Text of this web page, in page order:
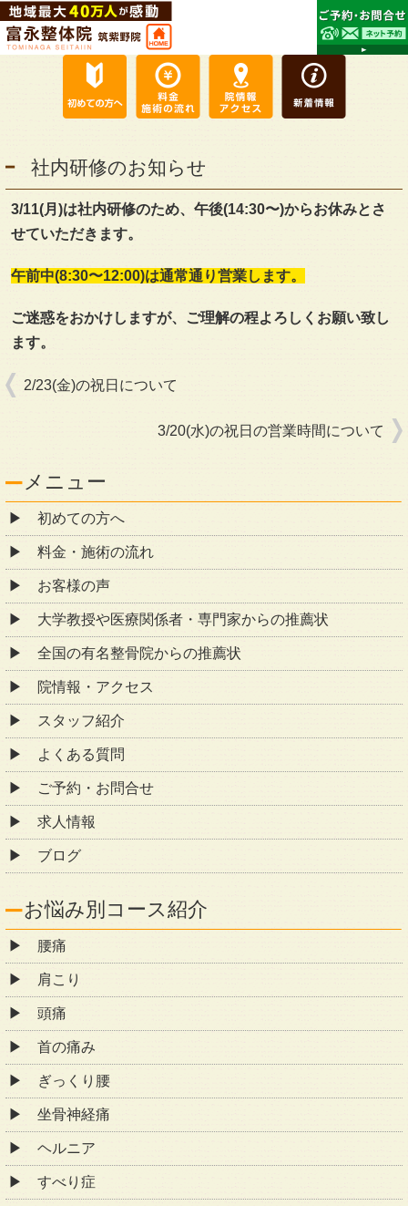
社内研修のお知らせ
3/11(月)は社内研修のため、午後(14:30〜)からお休みとさ
せていただきます。
午前中(8:30〜12:00)は通常通り営業します。
ご迷惑をおかけしますが、ご理解の程よろしくお願い致し
ます。
2/23(金)の祝日について
3/20(水)の祝日の営業時間について
メニュー
初めての方へ
料金・施術の流れ
お客様の声
大学教授や医療関係者・専門家からの推薦状
全国の有名整骨院からの推薦状
院情報・アクセス
スタッフ紹介
よくある質問
ご予約・お問合せ
求人情報
ブログ
お悩み別コース紹介
腰痛
肩こり
頭痛
首の痛み
ぎっくり腰
坐骨神経痛
ヘルニア
すべり症